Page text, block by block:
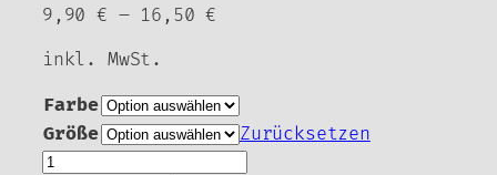
9,90€ – 16,50€
inkl. MwSt.
Farbe
Größe
Zurücksetzen
Kerbl/Covalliero